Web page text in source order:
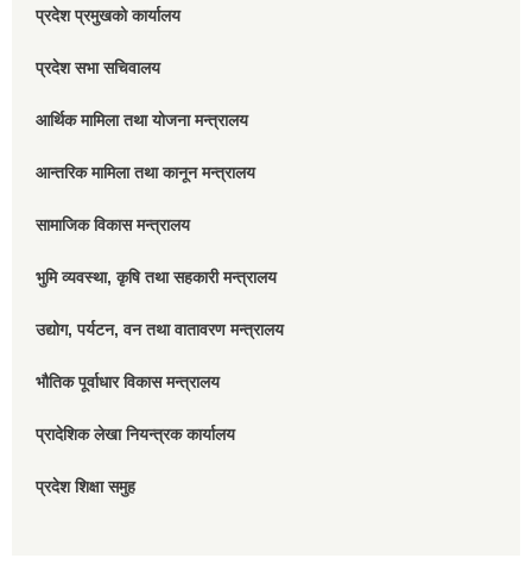
प्रदेश प्रमुखको कार्यालय
प्रदेश सभा सचिवालय
आर्थिक मामिला तथा योजना मन्त्रालय
आन्तरिक मामिला तथा कानून मन्त्रालय
सामाजिक विकास मन्त्रालय
भुमि व्यवस्था, कृषि तथा सहकारी मन्त्रालय
उद्योग, पर्यटन, वन तथा वातावरण मन्त्रालय
भौतिक पूर्वाधार विकास मन्त्रालय
प्रादेशिक लेखा नियन्त्रक कार्यालय
प्रदेश शिक्षा समुह